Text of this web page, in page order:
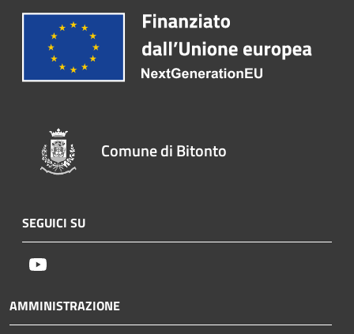
Comune di Bitonto
SEGUICI SU
AMMINISTRAZIONE